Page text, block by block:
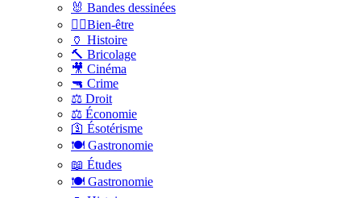
🐰 Bandes dessinées
🧑‍⚕️Bien-être
🏺 Histoire
🔨 Bricolage
🎥 Cinéma
🔫 Crime
⚖️ Droit
⚖️ Économie
🛐 Ésotérisme
🍽️ Gastronomie
📖 Études
🍽️ Gastronomie